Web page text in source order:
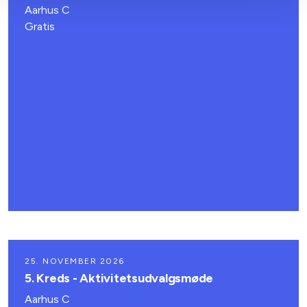
Aarhus C
Gratis
25. NOVEMBER 2026
5. Kreds - Aktivitetsudvalgsmøde
Aarhus C